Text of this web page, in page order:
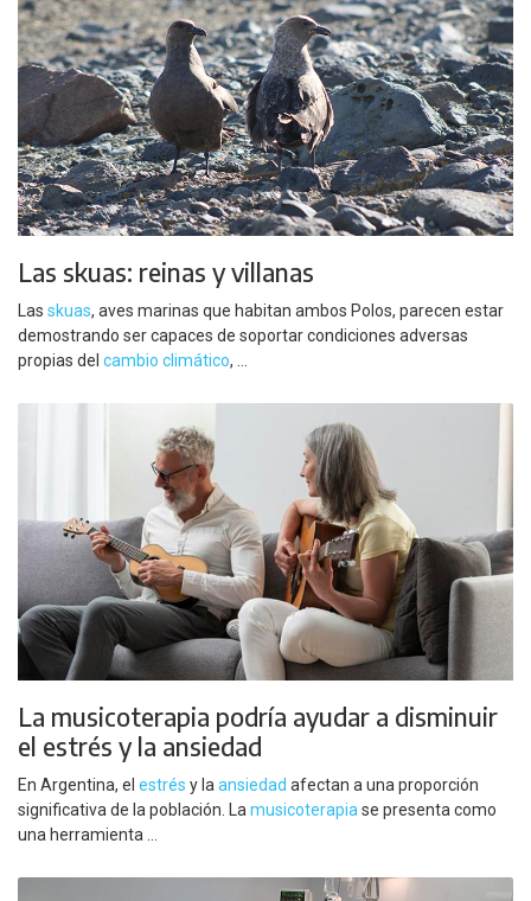
Las skuas: reinas y villanas
Las skuas, aves marinas que habitan ambos Polos, parecen estar
demostrando ser capaces de soportar condiciones adversas
propias del cambio climático, ...
La musicoterapia podría ayudar a disminuir
el estrés y la ansiedad
En Argentina, el estrés y laansiedad afectan a una proporción
significativa de la población. Lamusicoterapiase presenta como
una herramienta ...